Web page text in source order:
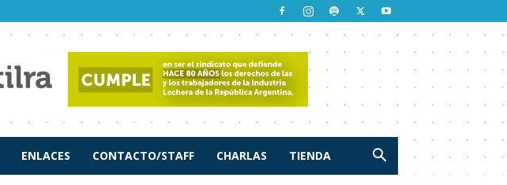
ENLACES CONTACTO/STAFF CHARLAS TIENDA